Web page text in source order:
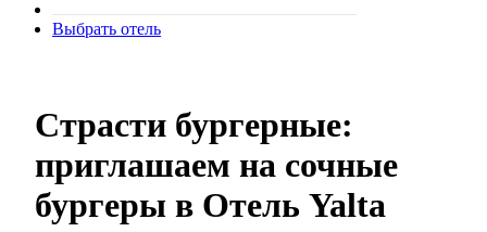
Выбрать отель
Страсти бургерные:
приглашаем на сочные
бургеры в Отель Yalta